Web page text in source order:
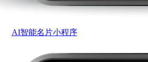
AI智能名片小程序